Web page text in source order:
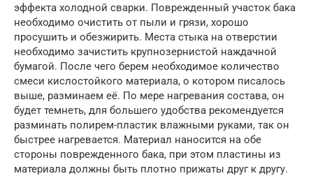
эффекта холодной сварки. Поврежденный участок бака
необходимо очистить от пыли и грязи, хорошо
просушить и обезжирить. Места стыка на отверстии
необходимо зачистить крупнозернистой наждачной
бумагой. После чего берем необходимое количество
смеси кислостойкого материала, о котором писалось
выше, разминаем её. По мере нагревания состава, он
будет темнеть, для большего удобства рекомендуется
разминать полирем-пластик влажными руками, так он
быстрее нагревается. Материал наносится на обе
стороны поврежденного бака, при этом пластины из
материала должны быть плотно прижаты друг к другу.